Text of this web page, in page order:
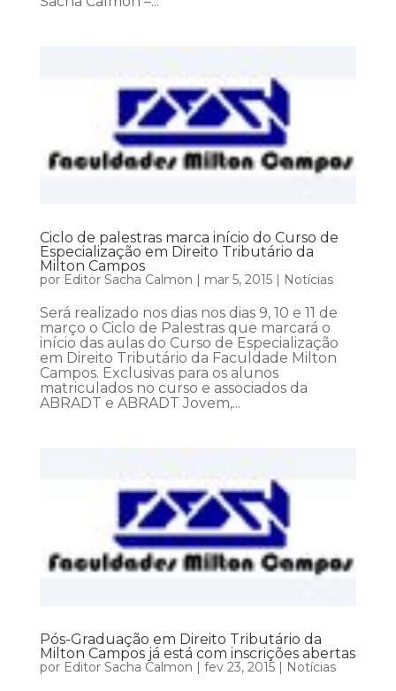
Ciclo de palestras marca início do Curso de
Especialização em Direito Tributário da
Milton Campos
por Editor Sacha Calmon | mar 5, 2015| Notícias
Será realizado nos dias nos dias 9, 10 e 11 de
março o Ciclo de Palestras que marcará o
início das aulas do Curso de Especialização
em Direito Tributário da Faculdade Milton
Campos. Exclusivas para os alunos
matriculados no curso e associados da
ABRADT e ABRADT Jovem,...
Pós-Graduação em Direito Tributário da
Milton Campos já está com inscrições abertas
por Editor Sacha Calmon fev 23, 2015| Notícias